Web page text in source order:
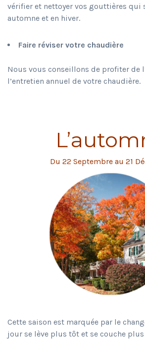
vérifier et nettoyer vos gouttières qui
automne et en hiver.
Faire réviser votre chaudière
Nous vous conseillons de profiter de
l’entretien annuel de votre chaudière.
Du 22 Septembre au 21
Cette saison est marquée par le
jour se lève plus tôt et se couche